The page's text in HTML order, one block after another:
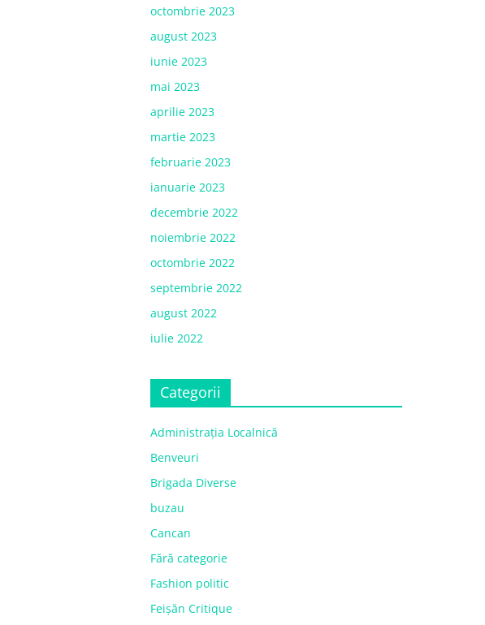
octombrie 2023
august 2023
iunie 2023
mai 2023
aprilie 2023
martie 2023
februarie 2023
ianuarie 2023
decembrie 2022
noiembrie 2022
octombrie 2022
septembrie 2022
august 2022
iulie 2022
Categorii
Administrația Localnică
Benveuri
Brigada Diverse
buzau
Cancan
Fără categorie
Fashion politic
Feișăn Critique